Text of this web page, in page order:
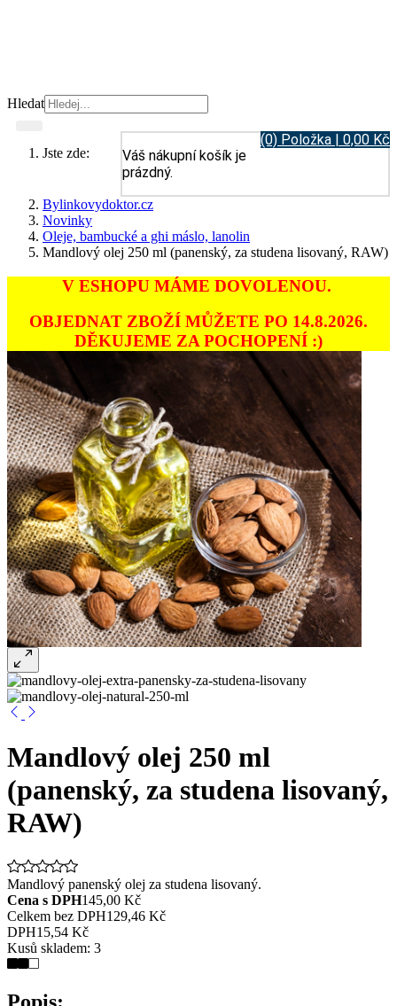
Hledat
(0) Položka | 0,00 Kč
Váš nákupní košík je
prázdný.
Jste zde:
Bylinkovydoktor.cz
Novinky
Oleje, bambucké a ghi máslo, lanolin
Mandlový olej 250 ml (panenský, za studena lisovaný, RAW)
V ESHOPU MÁME DOVOLENOU.
OBJEDNAT ZBOŽÍ MŮŽETE PO 14.8.2026.
DĚKUJEME ZA POCHOPENÍ :)
Mandlový olej 250 ml
(panenský, za studena lisovaný,
RAW)
Mandlový panenský olej za studena lisovaný.
Cena s DPH145,00 Kč
Celkem bez DPH129,46 Kč
DPH15,54 Kč
Kusů skladem: 3
Popis: